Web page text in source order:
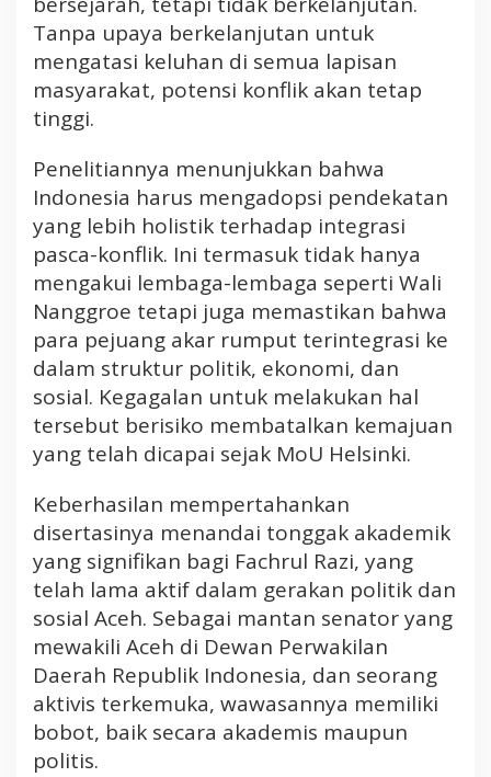
Tanpa upaya berkelanjutan untuk
mengatasi keluhan di semua lapisan
masyarakat, potensi konflik akan tetap
tinggi.
Penelitiannya menunjukkan bahwa
Indonesia harus mengadopsi pendekatan
yang lebih holistik terhadap integrasi
pasca-konflik. Ini termasuk tidak hanya
mengakui lembaga-lembaga seperti Wali
Nanggroe tetapi juga memastikan bahwa
para pejuang akar rumput terintegrasi ke
dalam struktur politik, ekonomi, dan
sosial. Kegagalan untuk melakukan hal
tersebut berisiko membatalkan kemajuan
yang telah dicapai sejak MoU Helsinki.
Keberhasilan mempertahankan
disertasinya menandai tonggak akademik
yang signifikan bagi Fachrul Razi, yang
telah lama aktif dalam gerakan politik dan
sosial Aceh. Sebagai mantan senator yang
mewakili Aceh di Dewan Perwakilan
Daerah Republik Indonesia, dan seorang
aktivis terkemuka, wawasannya memiliki
bobot, baik secara akademis maupun
politis.